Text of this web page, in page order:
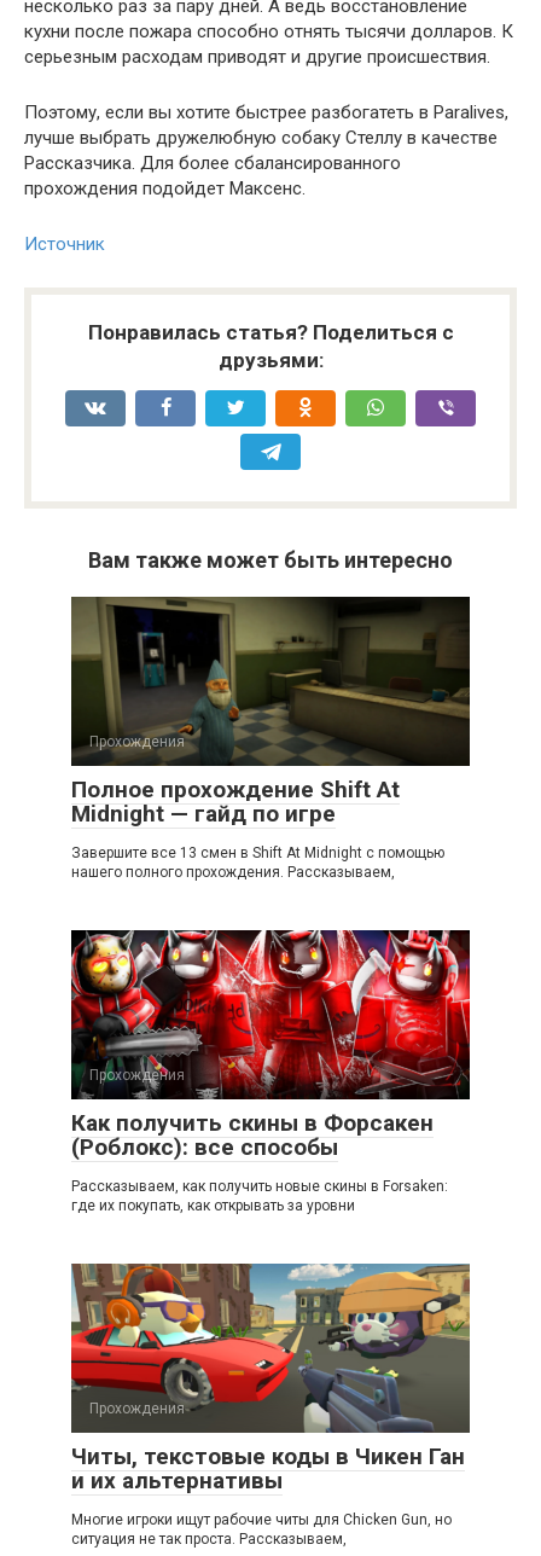
несколько раз за пару дней. А ведь восстановление
кухни после пожара способно отнять тысячи долларов. К
серьезным расходам приводят и другие происшествия.
Поэтому, если вы хотите быстрее разбогатеть в Paralives,
лучше выбрать дружелюбную собаку Стеллу в качестве
Рассказчика. Для более сбалансированного
прохождения подойдет Максенс.
Источник
Понравилась статья? Поделиться с
друзьями:
Вам также может быть интересно
Прохождения
Полное прохождение Shift At
Midnight — гайд по игре
Завершите все 13 смен в Shift At Midnight с помощью
нашего полного прохождения. Рассказываем,
Прохождения
Как получить скины в Форсакен
(Роблокс): все способы
Рассказываем, как получить новые скины в Forsaken:
где их покупать, как открывать за уровни
Прохождения
Читы, текстовые коды в Чикен Ган
и их альтернативы
Многие игроки ищут рабочие читы для Chicken Gun, но
ситуация не так проста. Рассказываем,